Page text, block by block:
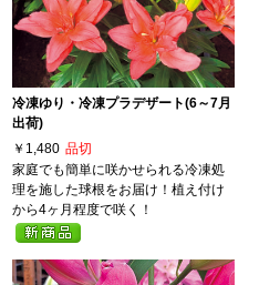
冷凍ゆり・冷凍プラデザート(6～7月
出荷)
￥1,480 品切
家庭でも簡単に咲かせられる冷凍処
理を施した球根をお届け！植え付け
から4ヶ月程度で咲く！